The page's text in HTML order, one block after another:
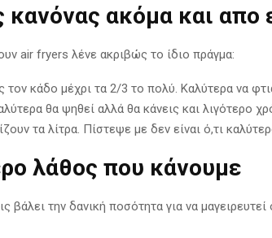
κανόνας ακόμα και απο
air fryers λένε ακριβώς το ίδιο πράγμα:
τον κάδο μέχρι τα 2/3 το πολύ. Καλύτερα να
θα ψηθεί αλλά θα κάνεις και λιγότερο
τα λίτρα. Πίστεψε με δεν είναι ό,τι
λάθος που κάνουμε
βάλει την δανική ποσότητα για να